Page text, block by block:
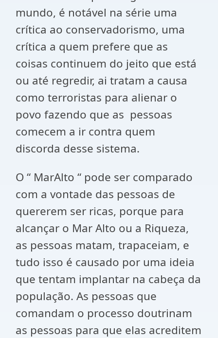
mundo, é notável na série uma
crítica ao conservadorismo, uma
crítica a quem prefere que as
coisas continuem do jeito que está
ou até regredir, ai tratam a causa
como terroristas para alienar o
povo fazendo que as pessoas
comecem a ir contra quem
discorda desse sistema.
O “ MarAlto “ pode ser comparado
com a vontade das pessoas de
quererem ser ricas, porque para
alcançar o Mar Alto ou a Riqueza,
as pessoas matam, trapaceiam, e
tudo isso é causado por uma ideia
que tentam implantar na cabeça da
população. As pessoas que
comandam o processo doutrinam
as pessoas para que elas acreditem